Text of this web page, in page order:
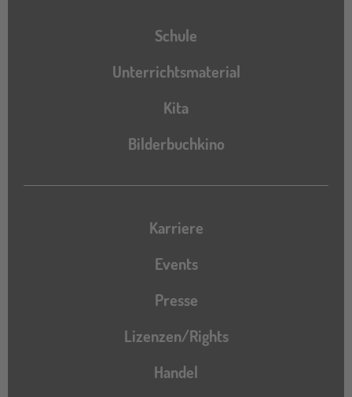
Schule
Unterrichtsmaterial
Kita
Bilderbuchkino
Karriere
Events
Presse
Lizenzen/Rights
Handel